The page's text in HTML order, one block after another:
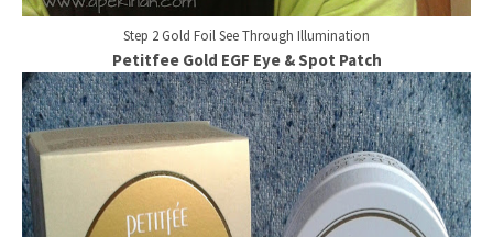
Step 2 Gold Foil See Through Illumination
Petitfee Gold EGF Eye & Spot Patch